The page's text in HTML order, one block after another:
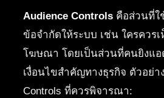
Audience Controls คือส่วนที่ใ
ข้อจำกัดให้ระบบ เช่น ใครควร
โฆษณา โดยเป็นส่วนที่คนยิงแอ
เงื่อนไขสำคัญทางธุรกิจ ตัวอย่า
Controls ที่ควรพิจารณา: